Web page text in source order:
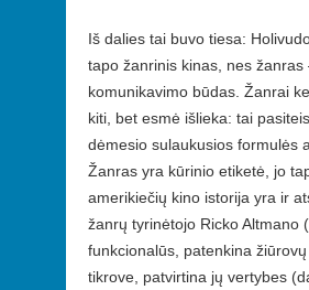
Iš dalies tai buvo tiesa:
tapo žanrinis kinas, nes
komunikavimo būdas. Žanrai
kiti, bet esmė išlieka: tai
dėmesio sulaukusios formulės
Žanras yra kūrinio etiketė, jo
amerikiečių kino istorija yra ir
žanrų tyrinėtojo Ricko Altmano
funkcionalūs, patenkina
tikrove, patvirtina jų vertybes